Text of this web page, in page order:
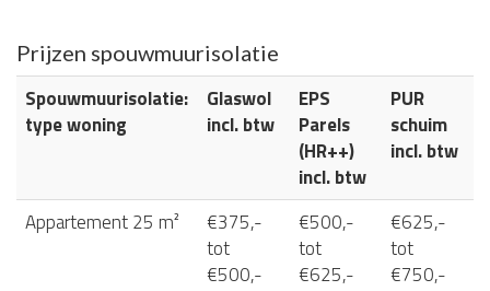
Prijzen spouwmuurisolatie
Spouwmuurisolatie:
type woning
Glaswol
incl. btw
EPS
Parels
(HR++)
incl. btw
PUR
schuim
incl. btw
Appartement 25 m²
€375,-
tot
€500,-
€500,-
tot
€625,-
€625,-
tot
€750,-